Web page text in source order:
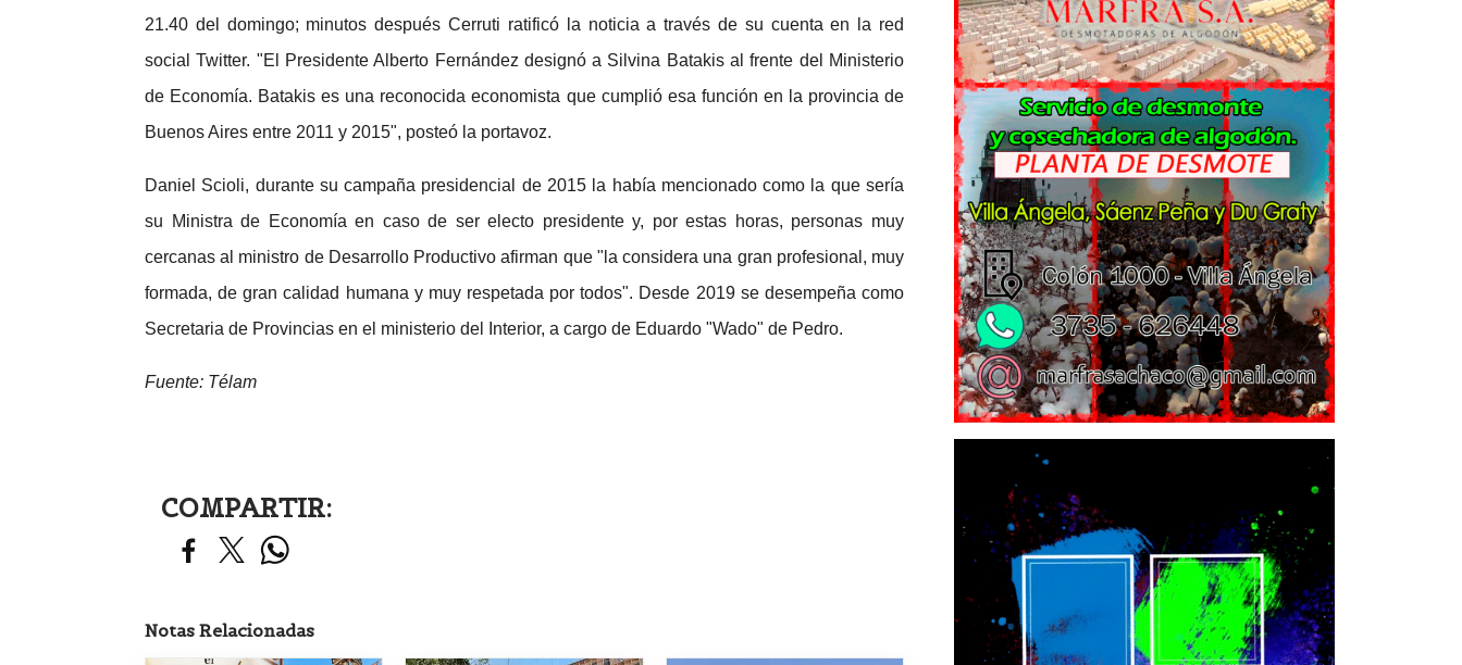
21.40 del domingo; minutos después Cerruti ratificó la noticia a través de su cuenta en la red
social Twitter. "El Presidente Alberto Fernández designó a Silvina Batakis al frente del Ministerio
de Economía. Batakis es una reconocida economista que cumplió esa función en la provincia de
Buenos Aires entre 2011 y 2015", posteó la portavoz.
Daniel Scioli, durante su campaña presidencial de 2015 la había mencionado como la que sería
su Ministra de Economía en caso de ser electo presidente y, por estas horas, personas muy
cercanas al ministro de Desarrollo Productivo afirman que "la considera una gran profesional, muy
formada, de gran calidad humana y muy respetada por todos". Desde 2019 se desempeña como
Secretaria de Provincias en el ministerio del Interior, a cargo de Eduardo "Wado" de Pedro.
Fuente: Télam
COMPARTIR:
Notas Relacionadas